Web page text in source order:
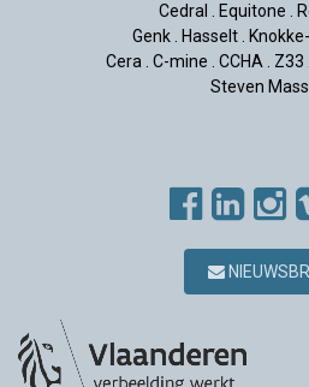
Cedral . Equitone .
Genk. Hasselt.
Cera. C-mine . CCHA. Z33 .
Steven